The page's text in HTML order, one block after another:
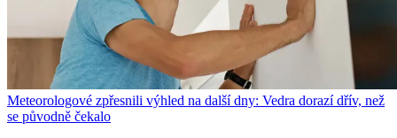
Meteorologové zpřesnili výhled na další dny: Vedra dorazí dřív, než
se původně čekalo